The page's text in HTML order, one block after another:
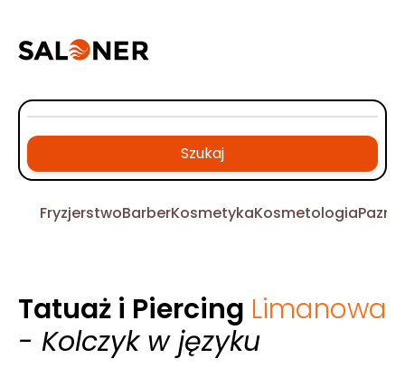
Szukaj
FryzjerstwoBarberKosmetykaKosmetologia
Tatuaż i Piercing Limanowa
- Kolczyk w języku